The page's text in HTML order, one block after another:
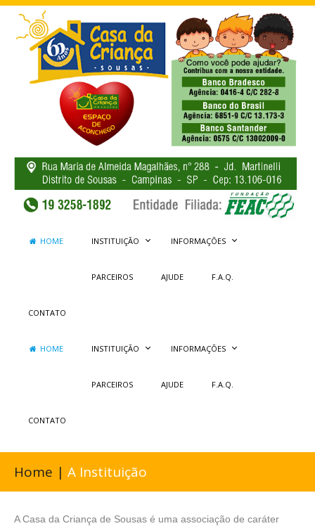
HOME INSTITUIÇÃO INFORMAÇÕES
PARCEIROS AJUDE F.A.Q.
CONTATO
HOME INSTITUIÇÃO INFORMAÇÕES
PARCEIROS AJUDE F.A.Q.
CONTATO
Home | A Instituição
A Casa da Criança de Sousas é uma associação de caráter